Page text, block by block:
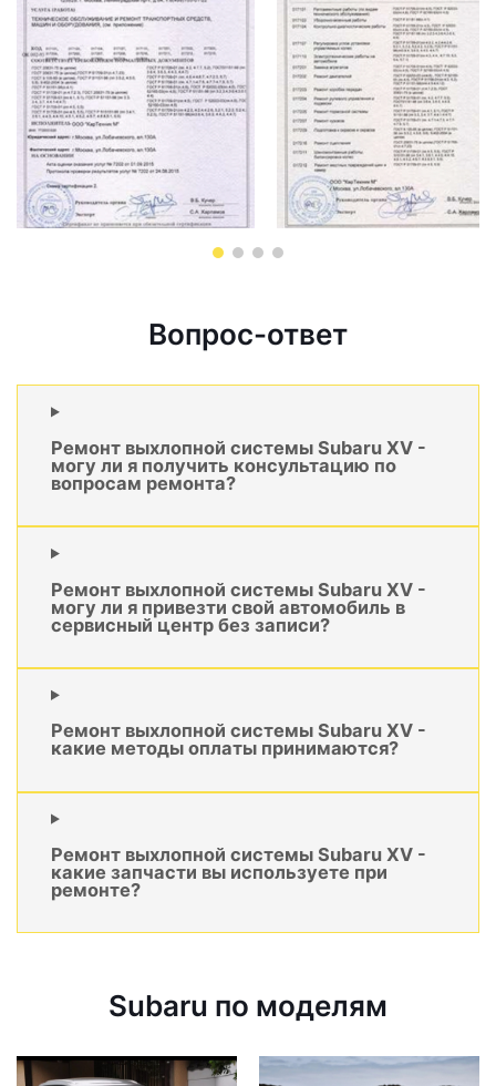
Вопрос-ответ
Ремонт выхлопной системы Subaru XV -
могу ли я получить консультацию по
вопросам ремонта?
Ремонт выхлопной системы Subaru XV -
могу ли я привезти свой автомобиль в
сервисный центр без записи?
Ремонт выхлопной системы Subaru XV -
какие методы оплаты принимаются?
Ремонт выхлопной системы Subaru XV -
какие запчасти вы используете при
ремонте?
Subaru по моделям